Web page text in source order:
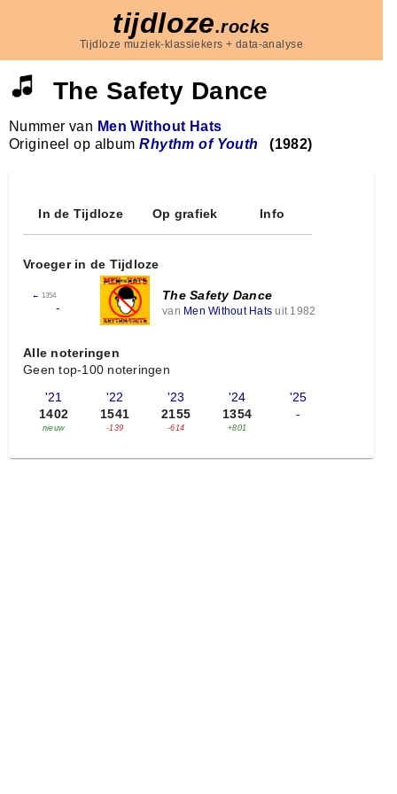
tijdloze.rocks
Tijdloze muziek-klassiekers + data-analyse
The Safety Dance
Nummer van Men Without Hats
Origineel op albumRhythm of Youth (1982)
In de Tijdloze Op grafiek Info
Vroeger in de Tijdloze
← 1354
-
The Safety Dance
van Men Without Hats uit 1982
Alle noteringen
Geen top-100 noteringen
'21
1402
nieuw
'22
1541
-139
'23
2155
-614
'24
1354
+801
'25
-